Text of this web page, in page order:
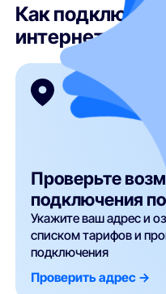
Как
интернет в
Проверьте
подключения
Укажите ваш адрес и
списком тарифов и
подключения
Проверить адрес ->